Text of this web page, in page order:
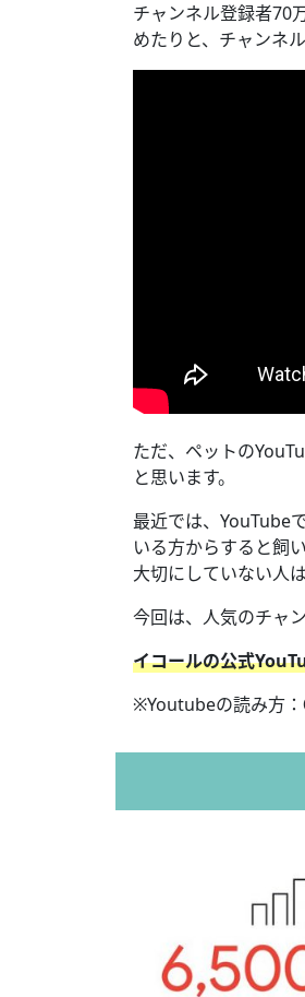
チャンネル登録者70
めたりと、チャンネ
ただ、ペットの
と思います。
最近では、YouTube
いる方からすると飼
大切にしていない人
今回は、人気のチャ
イコールの公式
※Youtubeの読み方